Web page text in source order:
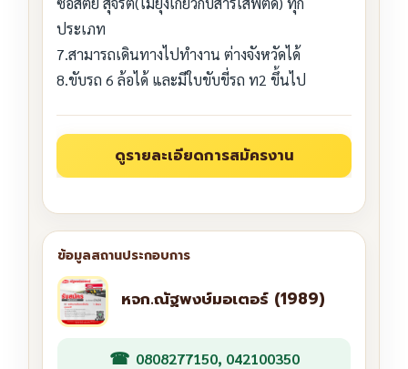
ประเภท
7.สามารถเดินทางไปทำงาน ต่างจังหวัดได้
8.ขับรถ 6 ล้อได้ และมีใบขับขี่รถ ท2 ขึ้นไป
หจก.ณัฐพงษ์มอเตอร์ (1989)
0808277150, 042100350